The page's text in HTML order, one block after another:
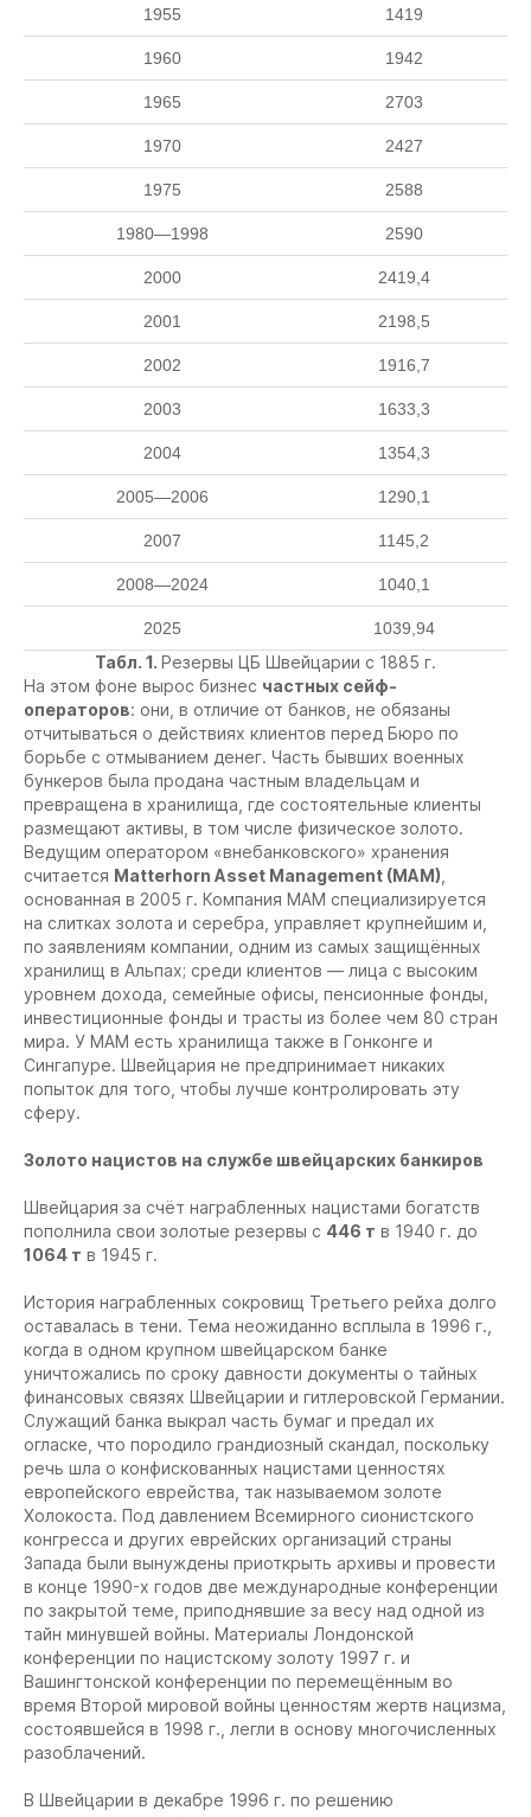
1955 1419
1960 1942
1965 2703
1970 2427
1975 2588
1980—1998 2590
2000 2419,4
2001 2198,5
2002 1916,7
2003 1633,3
2004 1354,3
2005—2006 1290,1
2007 1145,2
2008—2024 1040,1
2025 1039,94
Табл. 1. Резервы ЦБ Швейцарии с 1885 г.
На этом фоне вырос бизнес частных сейф-
операторов: они, в отличие от банков, не обязаны
отчитываться о действиях клиентов перед Бюро по
борьбе с отмыванием денег. Часть бывших военных
бункеров была продана частным владельцам и
превращена в хранилища, где состоятельные клиенты
размещают активы, в том числе физическое золото.
Ведущим оператором «внебанковского» хранения
считается Matterhorn Asset Management (MAM)
основанная в 2005 г. Компания MAM специализируется
на слитках золота и серебра, управляет крупнейшим и,
по заявлениям компании, одним из самых защищённых
хранилищ в Альпах; среди клиентов — лица с высоким
уровнем дохода, семейные офисы, пенсионные фонды,
инвестиционные фонды и трасты из более чем 80 стран
мира. У MAM есть хранилища также в Гонконге и
Сингапуре. Швейцария не предпринимает никаких
попыток для того, чтобы лучше контролировать эту
сферу.
Золото нацистов на службе швейцарских банкиров
Швейцария за счёт награбленных нацистами богатств
пополнила свои золотые резервы с 446 т в 1940 г. до
1064 т в 1945 г.
История награбленных сокровищ Третьего рейха долго
оставалась в тени. Тема неожиданно всплыла в 1996 г.,
когда в одном крупном швейцарском банке
уничтожались по сроку давности документы о тайных
финансовых связях Швейцарии и гитлеровской Германии.
Служащий банка выкрал часть бумаг и предал их
огласке, что породило грандиозный скандал, поскольку
речь шла о конфискованных нацистами ценностях
европейского еврейства, так называемом золоте
Холокоста. Под давлением Всемирного сионистского
конгресса и других еврейских организаций страны
Запада были вынуждены приоткрыть архивы и провести
в конце 1990-х годов две международные конференции
по закрытой теме, приподнявшие за весу над одной из
тайн минувшей войны. Материалы Лондонской
конференции по нацистскому золоту 1997 г. и
Вашингтонской конференции по перемещённым во
время Второй мировой войны ценностям жертв нацизма,
состоявшейся в 1998 г., легли в основу многочисленных
разоблачений.
В Швейцарии в декабре 1996 г. по решению